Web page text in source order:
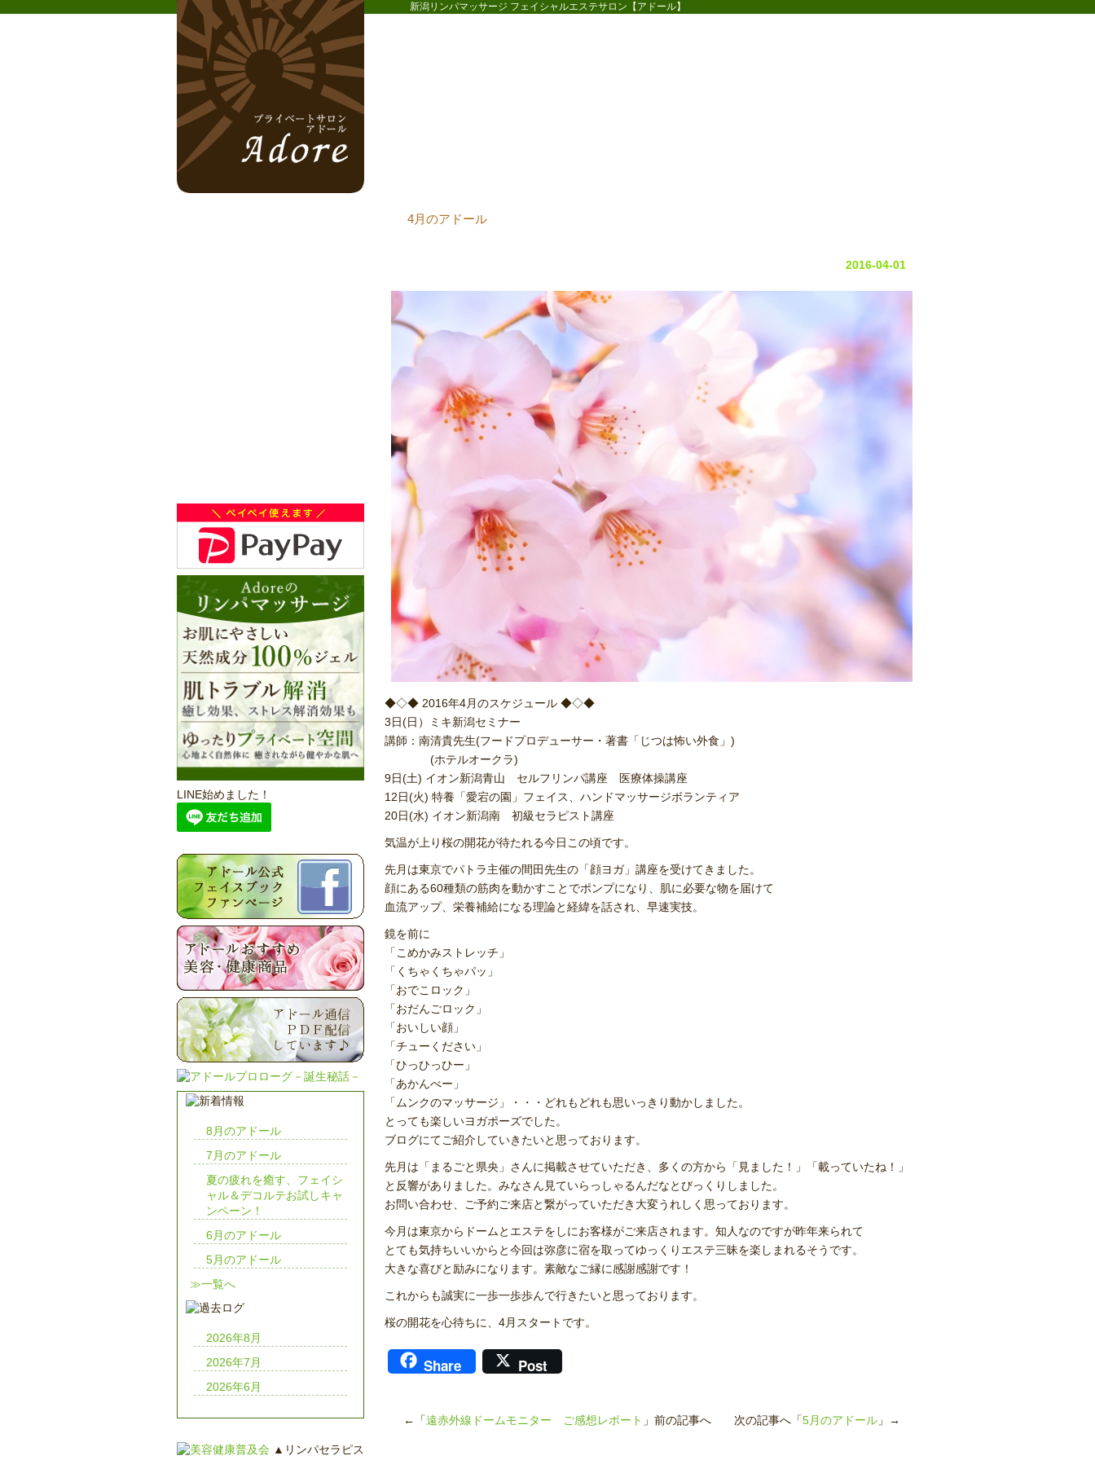
新潟リンパマッサージ フェイシャルエステサロン【アドール】
4月のアドール
2016-04-01
◆◇◆ 2016年4月のスケジュール ◆◇◆
3日(日）ミキ新潟セミナー
講師：南清貴先生(フードプロデューサー・著書「じつは怖い外食」)
(ホテルオークラ)
9日(土) イオン新潟青山 セルフリンパ講座 医療体操講座
12日(火) 特養「愛宕の園」フェイス、ハンドマッサージボランティア
20日(水) イオン新潟南 初級セラピスト講座
気温が上り桜の開花が待たれる今日この頃です。
先月は東京でパトラ主催の間田先生の「顔ヨガ」講座を受けてきました。
顔にある60種類の筋肉を動かすことでポンプになり、肌に必要な物を届けて
血流アップ、栄養補給になる理論と経緯を話され、早速実技。
鏡を前に
「こめかみストレッチ」
「くちゃくちゃパッ」
「おでこロック」
「おだんごロック」
「おいしい顔」
「チューください」
「ひっひっひー」
「あかんべー」
「ムンクのマッサージ」・・・どれもどれも思いっきり動かしました。
とっても楽しいヨガポーズでした。
ブログにてご紹介していきたいと思っております。
先月は「まるごと県央」さんに掲載させていただき、多くの方から「見ました！」「載っていたね！」
と反響がありました。みなさん見ていらっしゃるんだなとびっくりしました。
お問い合わせ、ご予約ご来店と繋がっていただき大変うれしく思っております。
今月は東京からドームとエステをしにお客様がご来店されます。知人なのですが昨年来られて
とても気持ちいいからと今回は弥彦に宿を取ってゆっくりエステ三昧を楽しまれるそうです。
大きな喜びと励みになります。素敵なご縁に感謝感謝です！
これからも誠実に一歩一歩歩んで行きたいと思っております。
桜の開花を心待ちに、4月スタートです。
Share Post
←「遠赤外線ドームモニター ご感想レポート 」前の記事へ 次の記事へ「5月のアドール」→
LINE始めました！
8月のアドール
7月のアドール
夏の疲れを癒す、フェイシ
ャル＆デコルテお試しキャ
ンペーン！
6月のアドール
5月のアドール
≫一覧へ
2026年8月
2026年7月
2026年6月
▲リンパセラピス